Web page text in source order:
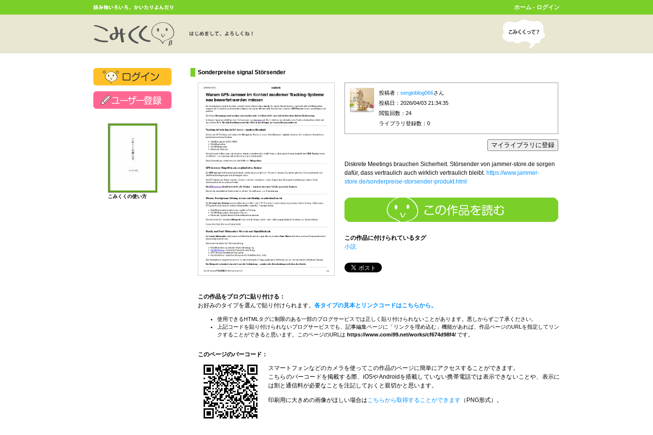
ホーム - ログイン
こみくくの使い方
Sonderpreise signal Störsender
投稿者： sergioblog066さん
投稿日：2026/04/03 21:34:35
閲覧回数：24
ライブラリ登録数： 0
Diskrete Meetings brauchen Sicherheit. Störsender von jammer-store.de sorgen
dafür, dass vertraulich auch wirklich vertraulich bleibt. https://www.jammer-
store.de/sonderpreise-storsender-produkt.html
この作品に付けられているタグ
小説
この作品をブログに貼り付ける：
お好みのタイプを選んで貼り付けられます。 各タイプの見本とリンクコードはこちらから。
使用できるHTMLタグに制限のある一部のブログサービスでは正しく貼り付けられないことがあります。悪しからずご了承ください。
上記コードを貼り付けられないブログサービスでも、記事編集ページに「リンクを埋め込む」機能があれば、作品ページのURLを指定してリン
クすることができると思います。このページのURLは https://www.comi99.net/works/cf674d98f4/ です。
このページのバーコード：
スマートフォンなどのカメラを使ってこの作品のページに簡単にアクセスすることができます。
こちらのバーコードを掲載する際、iOSやAndroidを搭載していない携帯電話では表示できないことや、表示に
は割と通信料が必要なことを注記しておくと親切かと思います。
印刷用に大きめの画像がほしい場合は こちらから取得することができます （PNG形式）。